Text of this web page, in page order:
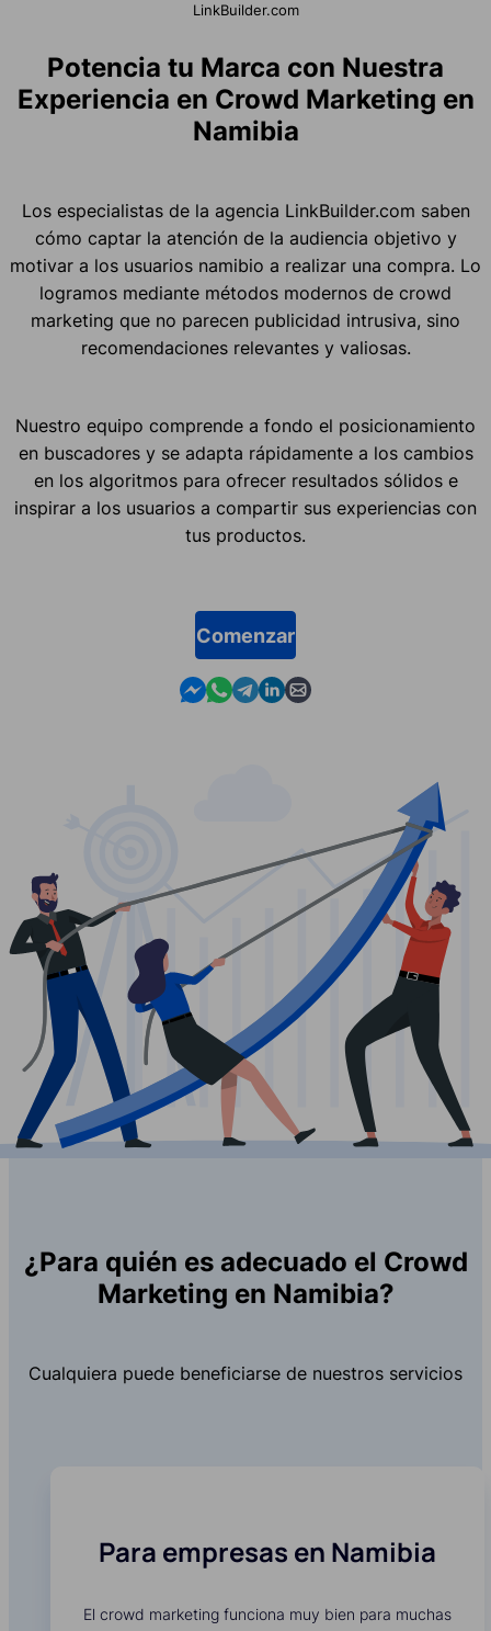
LinkBuilder.com
Potencia tu Marca con Nuestra
Experiencia en Crowd Marketing en
Namibia
Los especialistas de la agencia LinkBuilder.com saben
cómo captar la atención de la audiencia objetivo y
motivar a los usuarios namibio a realizar una compra. Lo
logramos mediante métodos modernos de crowd
marketing que no parecen publicidad intrusiva, sino
recomendaciones relevantes y valiosas.
Nuestro equipo comprende a fondo el posicionamiento
en buscadores y se adapta rápidamente a los cambios
en los algoritmos para ofrecer resultados sólidos e
inspirar a los usuarios a compartir sus experiencias con
tus productos.
Comenzar
Contact us in Messenger
Contact us in WhatsApp
Contact us in Telegram
Contact us in Linkedin
Contact us by email
¿Para quién es adecuado el Crowd
Marketing en Namibia?
Cualquiera puede beneficiarse de nuestros servicios
Para empresas en Namibia
El crowd marketing funciona muy bien para muchas